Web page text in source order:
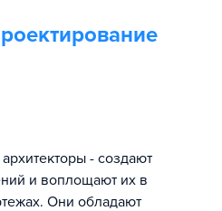
- создают
и воплощают их в
Они обладают